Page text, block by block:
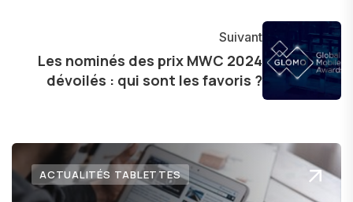
Suivant
Les nominés des prix MWC 2024
dévoilés : qui sont les favoris ?
ACTUALITÉS TABLETTES